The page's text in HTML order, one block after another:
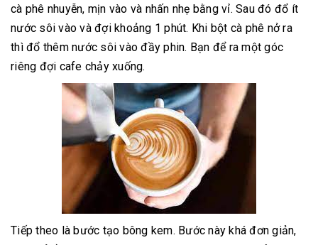
cà phê nhuyễn, mịn vào và nhấn nhẹ bằng vỉ. Sau đó đổ ít
nước sôi vào và đợi khoảng 1 phút. Khi bột cà phê nở ra
thì đổ thêm nước sôi vào đầy phin. Bạn để ra một góc
riêng đợi cafe chảy xuống.
Tiếp theo là bước tạo bông kem. Bước này khá đơn giản,